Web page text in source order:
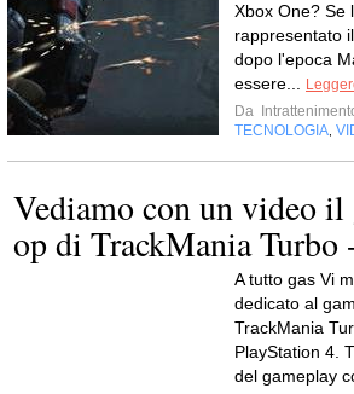
Xbox One? Se
rappresentato
dopo l'epoca
essere...
Da
TECNOLOGIA
Vediamo con un video il
op di TrackMania Turbo
A tutto gas Vi
dedicato al
TrackMania
PlayStation 4.
del gameplay